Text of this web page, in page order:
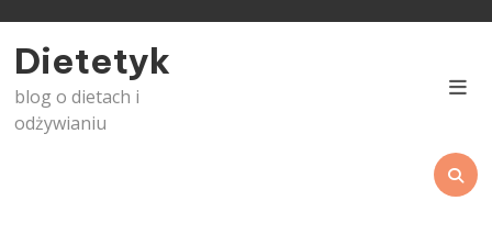
content
Dietetyk
blog o dietach i
odżywianiu